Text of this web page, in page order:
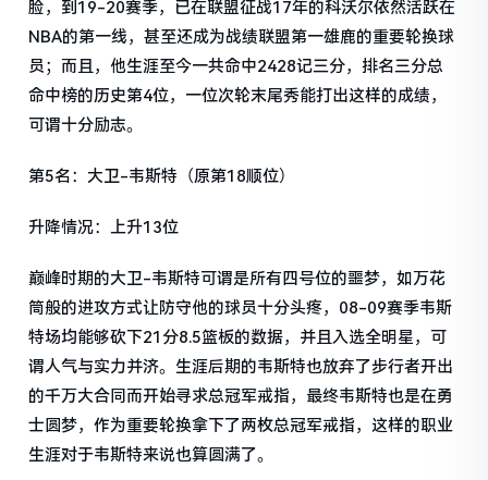
脸，到19-20赛季，已在联盟征战17年的科沃尔依然活跃在
NBA的第一线，甚至还成为战绩联盟第一雄鹿的重要轮换球
员；而且，他生涯至今一共命中2428记三分，排名三分总
命中榜的历史第4位，一位次轮末尾秀能打出这样的成绩，
可谓十分励志。
第5名：大卫-韦斯特（原第18顺位）
升降情况：上升13位
巅峰时期的大卫-韦斯特可谓是所有四号位的噩梦，如万花
筒般的进攻方式让防守他的球员十分头疼，08-09赛季韦斯
特场均能够砍下21分8.5篮板的数据，并且入选全明星，可
谓人气与实力并济。生涯后期的韦斯特也放弃了步行者开出
的千万大合同而开始寻求总冠军戒指，最终韦斯特也是在勇
士圆梦，作为重要轮换拿下了两枚总冠军戒指，这样的职业
生涯对于韦斯特来说也算圆满了。